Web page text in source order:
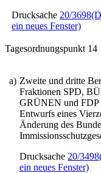
Drucksache 20/3698
ein neues Fenster)
Tagesordnungspunkt 14
a) Zweite und dritte
Fraktionen SPD,
GRÜNEN und FDP
Entwurfs eines
Änderung des
Drucksache 20/3498
ein neues Fenster)